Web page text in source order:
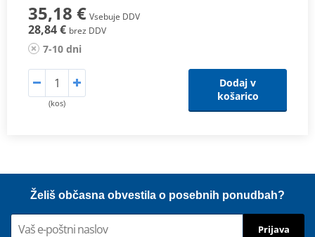
35,18 € Vsebuje DDV
28,84 € brez DDV
7-10 dni
(kos)
Dodaj v
košarico
Želiš občasna obvestila o posebnih ponudbah?
Prijava